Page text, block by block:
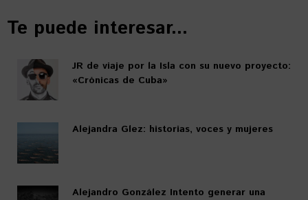
Te puede interesar...
JR de viaje por la Isla con su nuevo proyecto:
«Crónicas de Cuba»
Alejandra Glez: historias, voces y mujeres
Alejandro González Intento generar una